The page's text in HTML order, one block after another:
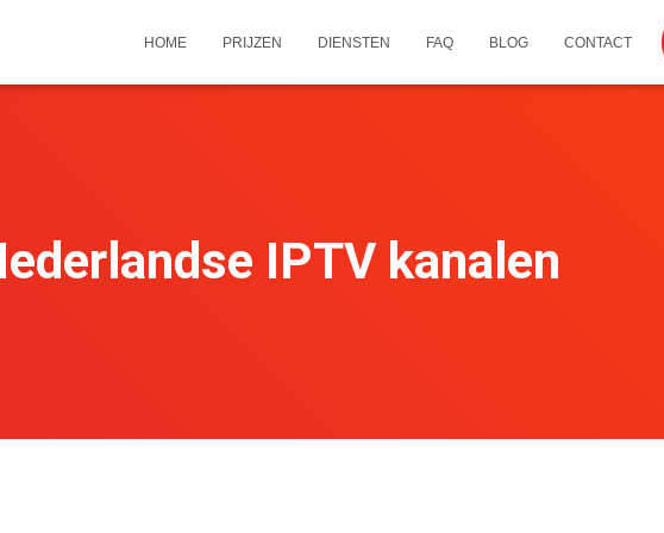
HOME PRIJZEN DIENSTEN FAQ BLOG CONTACT
IPTV kanalen